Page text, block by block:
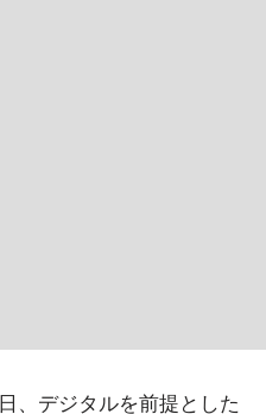
、デジタルを前提とした